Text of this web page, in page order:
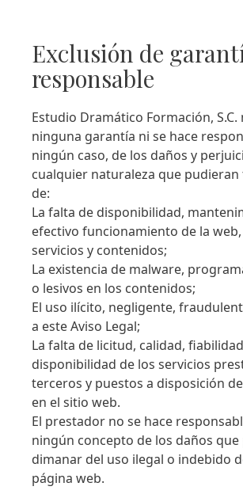
Exclusión de
responsable
Estudio Dramático Formación,
ninguna garantía ni se hace
ningún caso, de los daños y
cualquier naturaleza que pudieran
de:
La falta de disponibilidad,
efectivo funcionamiento de la
servicios y contenidos;
La existencia de malware,
o lesivos en los contenidos;
El uso ilícito, negligente,
a este Aviso Legal;
La falta de licitud, calidad,
disponibilidad de los servicios
terceros y puestos a disposición
en el sitio web.
El prestador no se hace
ningún concepto de los daños
dimanar del uso ilegal o indebido
página web.